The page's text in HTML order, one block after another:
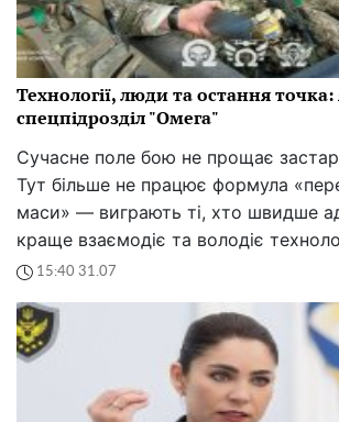
Технології, люди та остання
спецпідрозділ "Омега"
Сучасне поле бою не прощає
Тут більше не працює формула
маси» — виграють ті, хто швидше
краще взаємодіє та володіє
15:40 31.07